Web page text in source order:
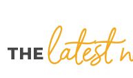
THElatest